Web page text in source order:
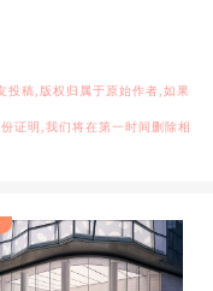
投稿,版权归属于原始作者,如果
证明,我们将在第一时间删除相